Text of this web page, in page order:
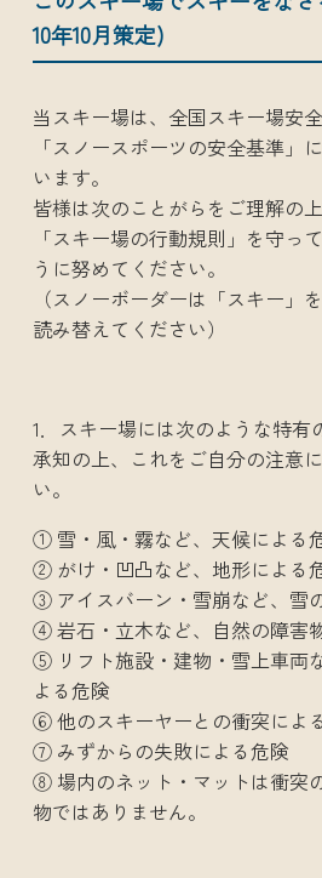
10年10月策定)
当スキー場は、全国スキー場安
「スノースポーツの安全基準」
います。
皆様は次のことがらをご理解の
「スキー場の行動規則」を守っ
うに努めてください。
（スノーボーダーは「スキー」
読み替えてください）
1．スキー場には次のような特有
承知の上、これをご自分の注意
い。
① 雪・風・霧など、天候による
② がけ・凹凸など、地形による
③ アイスバーン・雪崩など、雪
④ 岩石・立木など、自然の障害
⑤ リフト施設・建物・雪上車両
よる危険
⑥ 他のスキーヤーとの衝突によ
⑦ みずからの失敗による危険
⑧ 場内のネット・マットは衝突
物ではありません。